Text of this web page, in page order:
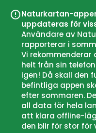
Naturkartan-
uppdateras för
Användare av
rapporterar i
Vi
helt från sin
igen! Då skall den
befintliga appen
efter sommaren.
all data för hela
att klara offline-
den blir för stor för